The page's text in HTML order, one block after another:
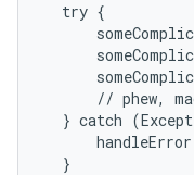
  try {
// phew,
} catch
  }